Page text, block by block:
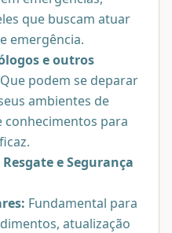
que buscam atuar
emergência.
e outros
Que podem se deparar
ambientes de
conhecimentos para
e Segurança
Fundamental para
atualização